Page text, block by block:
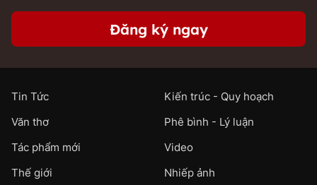
Đăng ký ngay
Tin Tức
Kiến trúc - Quy hoạch
Văn thơ
Phê bình - Lý luận
Tác phẩm mới
Video
Thế giới
Nhiếp ảnh